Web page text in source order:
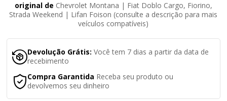
original de Chevrolet Montana | Fiat Doblo Cargo, Fiorino,
Strada Weekend | Lifan Foison (consulte a descrição para mais
veículos compatíveis)
Devolução Grátis:Você tem 7 dias a partir da data de
recebimento
Compra Garantida Receba seu produto ou
devolvemos seu dinheiro